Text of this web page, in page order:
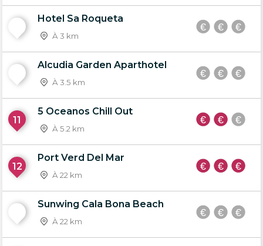
Hotel Sa Roqueta
À 3 km
Alcudia Garden Aparthotel
À 3.5 km
11
5 Oceanos Chill Out
À 5.2 km
12
Port Verd Del Mar
À 22 km
Sunwing Cala Bona Beach
À 22 km